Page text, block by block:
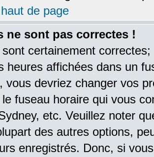
de page
ne sont pas correctes !
certainement
heures affichées dans un
vous devriez changer vos
fuseau horaire qui vous
etc. Veuillez noter
des autres options,
enregistrés. Donc, si